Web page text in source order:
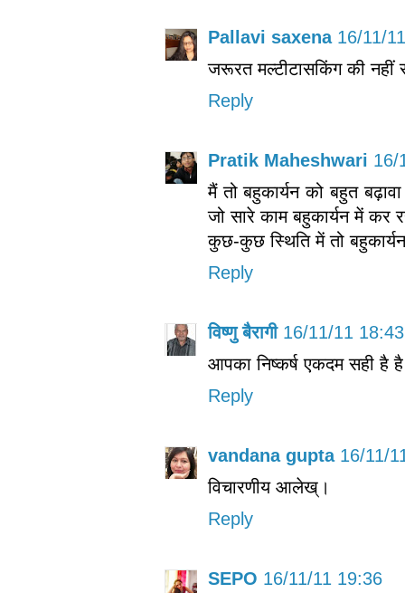
Pallavi saxena 16/11/
जरूरत मल्टीटासकिंग की
Reply
Pratik Maheshwari 16/
मैं तो बहुकार्यन को बहुत
जो सारे काम बहुकार्यन में कर
कुछ-कुछ स्थिति में तो
Reply
विष्णु बैरागी 16/11/11 18:43
आपका निष्‍कर्ष एकदम सही
Reply
vandana gupta 16/11/
विचारणीय आलेख्।
Reply
SEPO 16/11/11 19:36